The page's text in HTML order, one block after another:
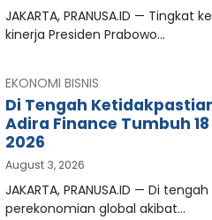
JAKARTA, PRANUSA.ID —
kinerja Presiden Prabowo…
EKONOMI BISNIS
Di Tengah
Adira Finance Tumbuh
2026
August 3, 2026
JAKARTA, PRANUSA.ID — Di
perekonomian global akibat…